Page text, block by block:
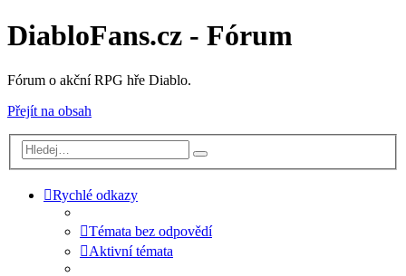
DiabloFans.cz - Fórum
Fórum o akční RPG hře Diablo.
Přejít na obsah
Rychlé odkazy
Témata bez odpovědí
Aktivní témata